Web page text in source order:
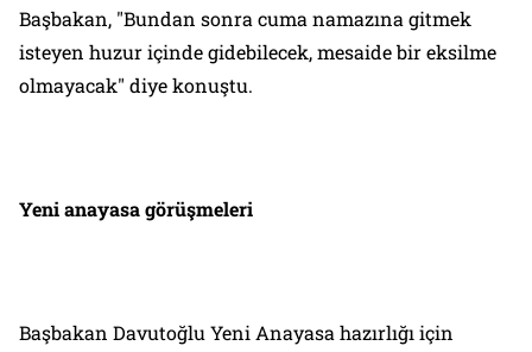
Başbakan, "Bundan sonra cuma namazına gitmek
isteyen huzur içinde gidebilecek, mesaide bir eksilme
olmayacak" diye konuştu.
Yeni anayasa görüşmeleri
Başbakan Davutoğlu Yeni Anayasa hazırlığı için